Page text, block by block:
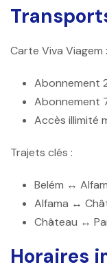
Carte Viva Viagem :
Abonnement
Abonnement
Accès illimité
Trajets clés :
Belém ↔
Alfama ↔
Château ↔
Horaires